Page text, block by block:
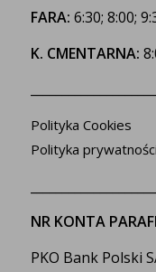
FARA: 6:30; 8:00;
K. CMENTARNA:
Polityka Cookies
Polityka prywatności
NR KONTA
PKO Bank Polski